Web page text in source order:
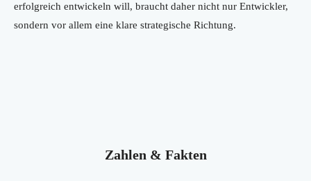
erfolgreich entwickeln will, braucht daher nicht nur Entwickler,
sondern vor allem eine klare strategische Richtung.
Zahlen & Fakten